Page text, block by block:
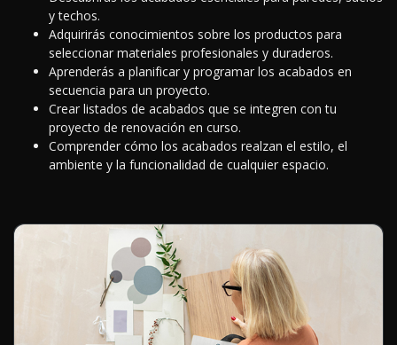
y techos.
Adquirirás conocimientos sobre los productos para
seleccionar materiales profesionales y duraderos.
Aprenderás a planificar y programar los acabados en
secuencia para un proyecto.
Crear listados de acabados que se integren con tu
proyecto de renovación en curso.
Comprender cómo los acabados realzan el estilo, el
ambiente y la funcionalidad de cualquier espacio.